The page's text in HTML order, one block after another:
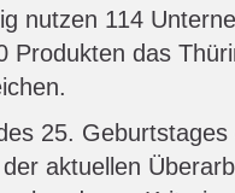
nutzen 114
Produkten das
25. Geburtstages
aktuellen